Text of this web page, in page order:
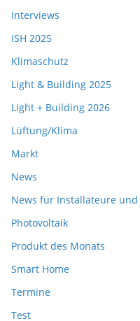
Interviews
ISH 2025
Klimaschutz
Light & Building 2025
Light + Building 2026
Lüftung/Klima
Markt
News
News für Installateure
Photovoltaik
Produkt des Monats
Smart Home
Termine
Test